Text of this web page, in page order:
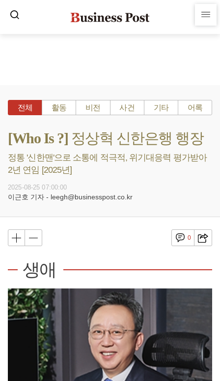
전체 활동 비전 사건 기타 어록
[Who Is ?] 정상혁 신한은행 행장
정통 '신한맨'으로 소통에 적극적, 위기대응력 평가받아
2년 연임 [2025년]
2025-08-25 07:00:00
이근호 기자 - leegh@businesspost.co.kr
0
생애